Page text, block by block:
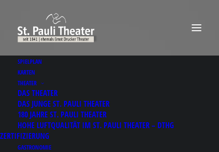
SPIELPLAN
KARTEN
THEATER
DAS THEATER
DAS JUNGE ST. PAULI THEATER
180 JAHRE ST. PAULI THEATER
HOHE LUFTQUALITÄT IM ST. PAULI THEATER – DTHG
ZERTIFIZIERUNG
GASTRONOMIE